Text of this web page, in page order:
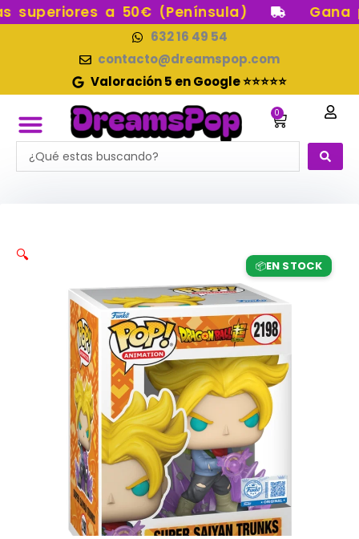
Ir
a 50€ (Península) Gana
632 16 49 54
contacto@dreamspop.com
Valoración 5 en Google ⭐⭐⭐⭐⭐
0
Carrito
Search
...
📦EN STOCK
🔍